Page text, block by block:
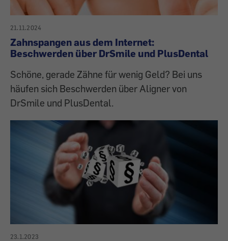
21.11.2024
Zahnspangen aus dem Internet:
Beschwerden über DrSmile und PlusDental
Schöne, gerade Zähne für wenig Geld? Bei uns
häufen sich Beschwerden über Aligner von
DrSmile und PlusDental.
23.1.2023